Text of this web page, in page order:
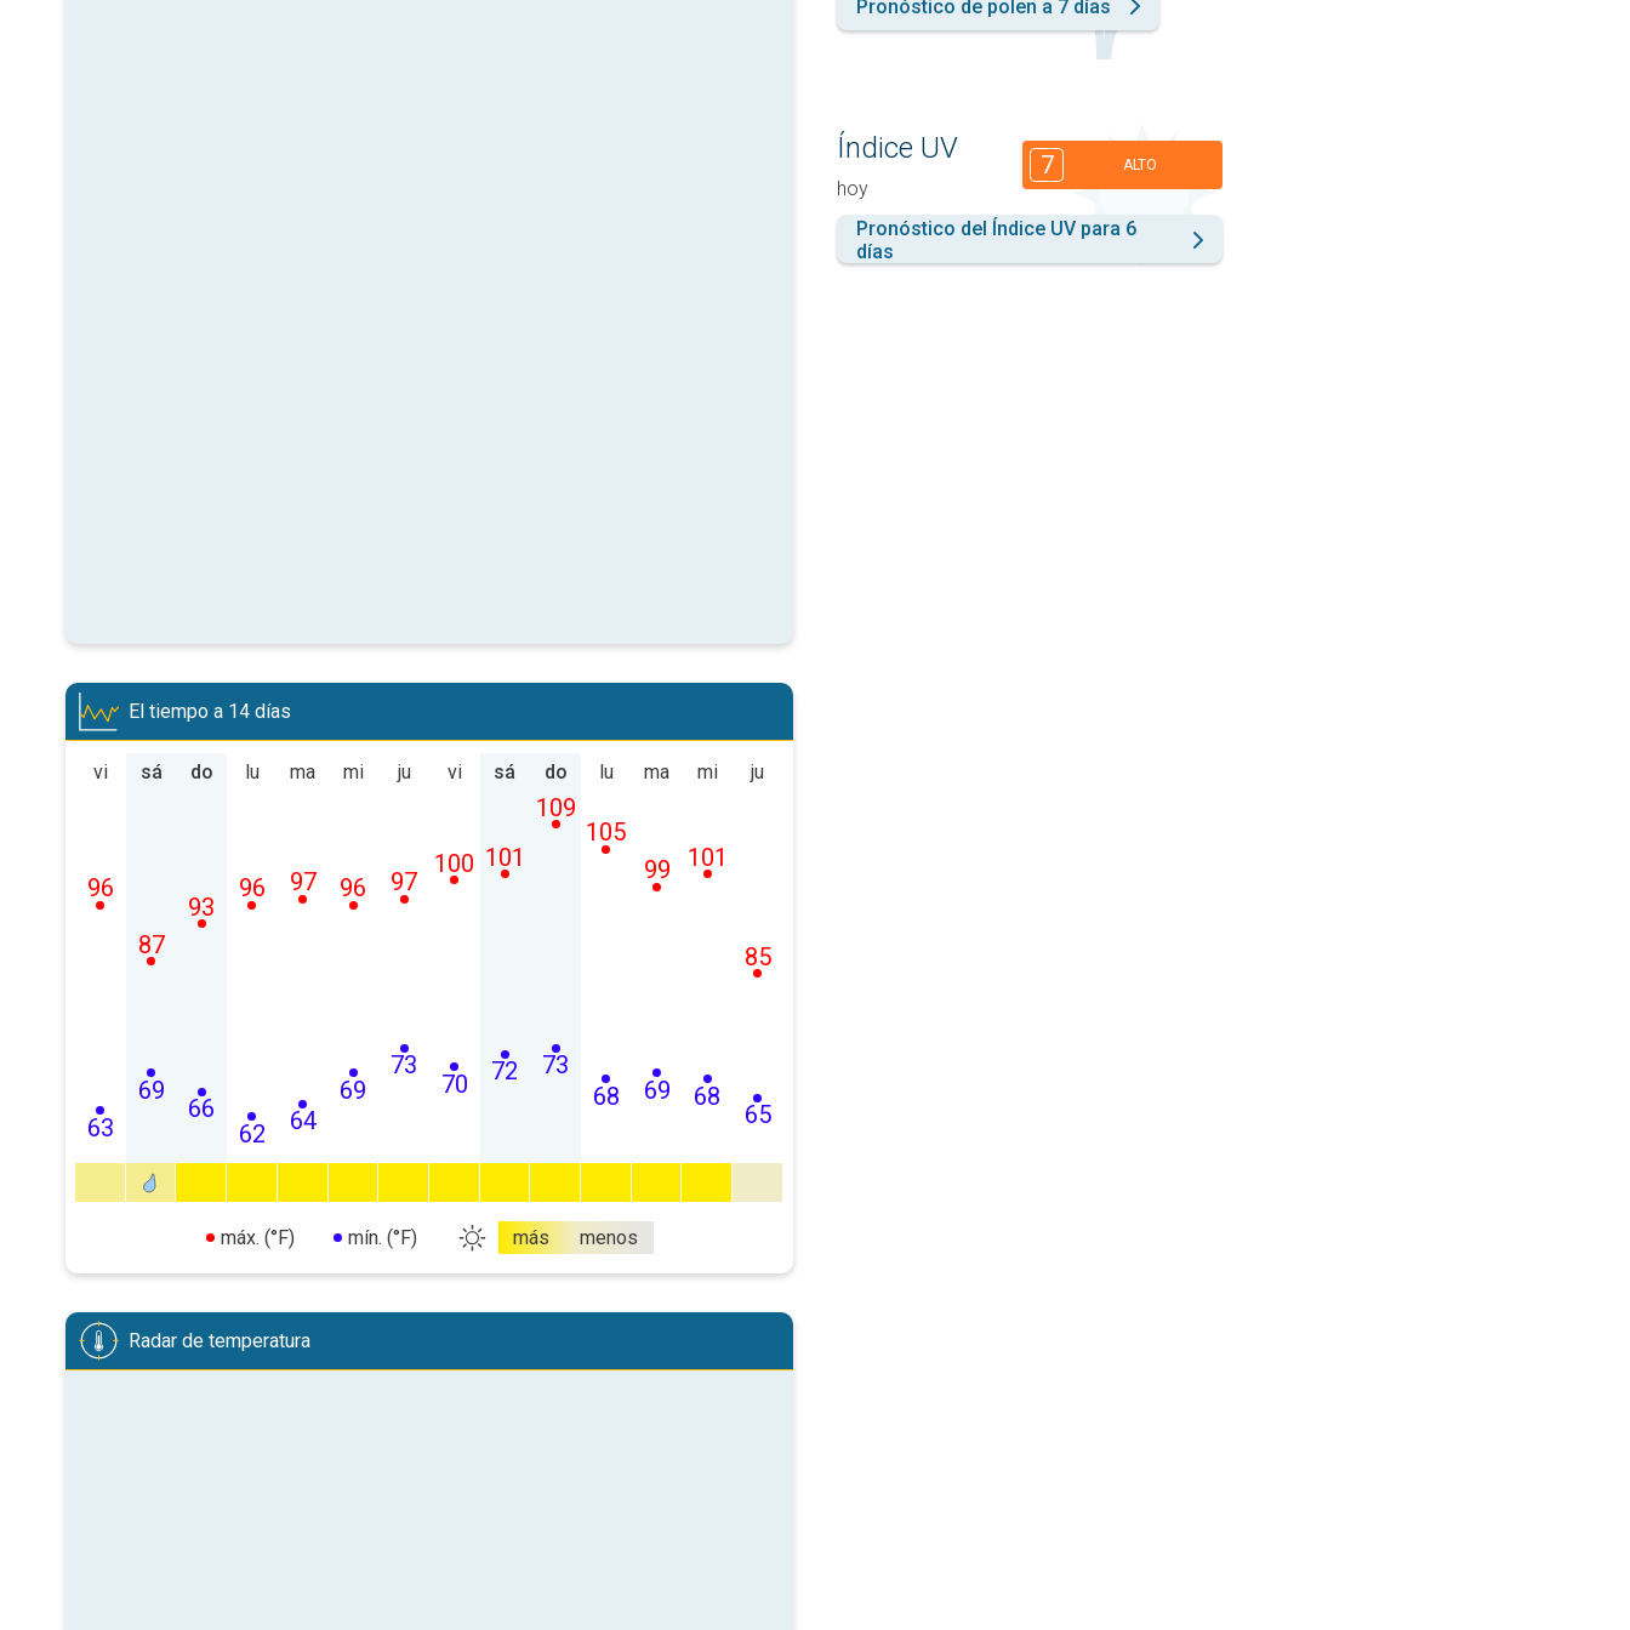
El tiempo a 14 días
vi
63
96
sá
69
87
do
66
93
lu
62
96
ma
64
97
mi
69
96
ju
73
97
vi
70
100
sá
72
101
do
73
109
lu
68
105
ma
69
99
mi
68
101
ju
65
85
máx. (°F) mín. (°F) más menos
Radar de temperatura
Pronóstico de polen a 7 días
Índice UV
hoy
7 ALTO
Pronóstico del Índice UV para 6
días